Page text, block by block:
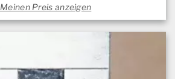
Meinen Preis anzeigen